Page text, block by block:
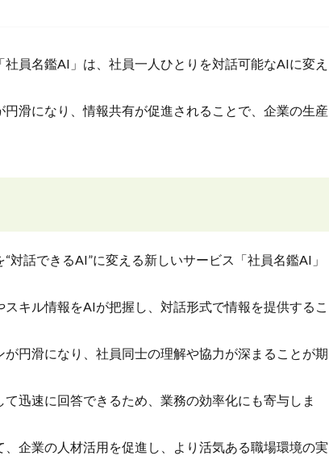
員名鑑AI」は、社員一人ひとりを対話可能なAIに変え
滑になり、情報共有が促進されることで、企業の生産
対話できるAI”に変える新しいサービス「社員名鑑AI」
キル情報をAIが把握し、対話形式で情報を提供するこ
円滑になり、社員同士の理解や協力が深まることが期
迅速に回答できるため、業務の効率化にも寄与しま
企業の人材活用を促進し、より活気ある職場環境の実